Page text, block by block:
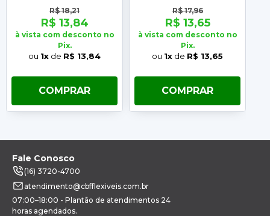
1/4 x 1/4
R$ 18,21
R$ 13,84
à vista com desconto no
Pix.
ou 1x de R$ 13,84
COMPRAR
R$ 17,96
R$ 13,65
à vista com desconto no
Pix.
ou 1x de R$ 13,65
COMPRAR
Fale Conosco
(16) 3720-4700
atendimento@cbfflexiveis.com.br
07:00–18:00 - Plantão de atendimentos 24
horas agendados.